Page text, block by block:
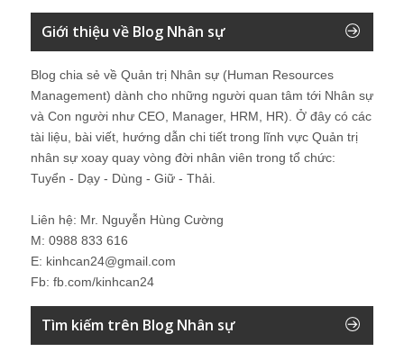
Giới thiệu về Blog Nhân sự
Blog chia sẻ về Quản trị Nhân sự (Human Resources
Management) dành cho những người quan tâm tới Nhân sự
và Con người như CEO, Manager, HRM, HR). Ở đây có các
tài liệu, bài viết, hướng dẫn chi tiết trong lĩnh vực Quản trị
nhân sự xoay quay vòng đời nhân viên trong tổ chức:
Tuyển - Dạy - Dùng - Giữ - Thải.
Liên hệ: Mr. Nguyễn Hùng Cường
M: 0988 833 616
E: kinhcan24@gmail.com
Fb: fb.com/kinhcan24
Tìm kiếm trên Blog Nhân sự